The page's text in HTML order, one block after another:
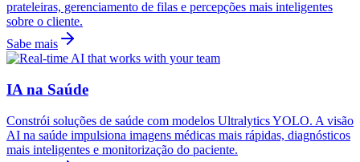
prateleiras, gerenciamento de filas e percepções mais inteligentes
sobre o cliente.
Sabe mais
IA na Saúde
Constrói soluções de saúde com modelos Ultralytics YOLO. A visão
AI na saúde impulsiona imagens médicas mais rápidas, diagnósticos
mais inteligentes e monitorização do paciente.